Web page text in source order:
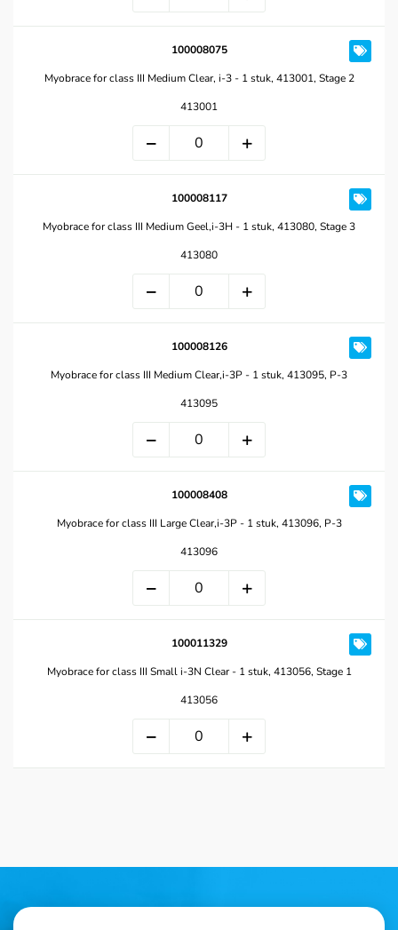
100008075
Myobrace for class III Medium Clear, i-3 - 1 stuk, 413001, Stage 2
413001
100008117
Myobrace for class III Medium Geel,i-3H - 1 stuk, 413080, Stage 3
413080
100008126
Myobrace for class III Medium Clear,i-3P - 1 stuk, 413095, P-3
413095
100008408
Myobrace for class III Large Clear,i-3P - 1 stuk, 413096, P-3
413096
100011329
Myobrace for class III Small i-3N Clear - 1 stuk, 413056, Stage 1
413056